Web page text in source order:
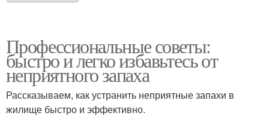
Профессиональные советы:
быстро и легко избавьтесь от
неприятного запаха
Рассказываем, как устранить неприятные запахи в
жилище быстро и эффективно.